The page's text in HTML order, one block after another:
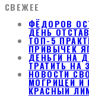
СВЕЖЕЕ
ФЁДОРОВ
ДЕНЬ
ТОП-5
ПРИВЫЧЕК
ДЕНЬГИ НА
ТРАТИТЬ НА
НОВОСТИ
МОГРИЦЕЙ И
КРАСНЫЙ